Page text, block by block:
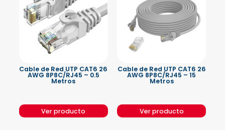
Cable de Red UTP CAT6 26
AWG 8P8C/RJ45 – 0.5
Metros
Ver producto
Cable de Red UTP CAT6 26
AWG 8P8C/RJ45 – 15
Metros
Ver producto